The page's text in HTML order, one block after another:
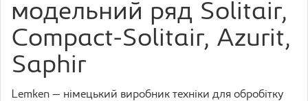
модельний ряд Solitair,
Compact-Solitair, Azurit,
Saphir
Lemken — німецький виробник техніки для обробітку